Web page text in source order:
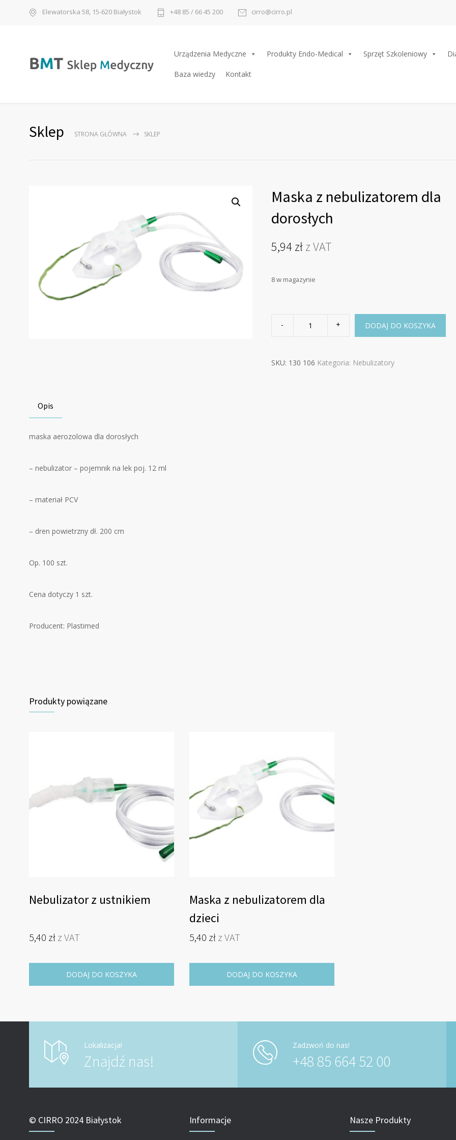
Elewatorska 58, 15-620 Białystok +48 85 / 66 45 200 cirro@cirro.pl
Urządzenia Medyczne Produkty Endo-Medical Sprzęt Szkoleniowy
Baza wiedzy Kontakt
Sklep STRONA GŁÓWNA SKLEP
Maska z nebulizatorem dla
dorosłych
5,94złz VAT
8 w magazynie
Maska DODAJ DO KOSZYKA
SKU: 130 106 Kategoria: Nebulizatory
Opis
maska aerozolowa dla dorosłych
– nebulizator – pojemnik na lek poj. 12 ml
– materiał PCV
– dren powietrzny dł. 200 cm
Op. 100 szt.
Cena dotyczy 1 szt.
Producent: Plastimed
Produkty powiązane
Nebulizator z ustnikiem
5,40 zł z VAT
DODAJ DO KOSZYKA
Maska z nebulizatorem dla
dzieci
5,40 zł z VAT
DODAJ DO KOSZYKA
Lokalizacja!
Znajdź nas!
Zadzwoń do nas!
+48 85 664 52 00
© CIRRO 2024 Białystok Informacje Nasze Produkty